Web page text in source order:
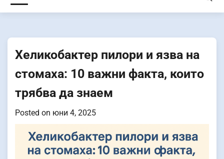
Хеликобактер пилори и язва на
стомаха: 10 важни факта, които
трябва да знаем
Posted on юни 4, 2025